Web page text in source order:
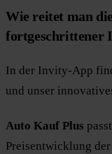
Wie reitet man
fortgeschrittener
In der Invity-App
und unser
Auto Kauf Plus
Preisentwicklung